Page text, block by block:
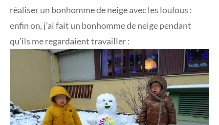
réaliser un bonhomme de neige avec les loulous :
enfin on, j’ai fait un bonhomme de neige pendant
qu’ils me regardaient travailler :